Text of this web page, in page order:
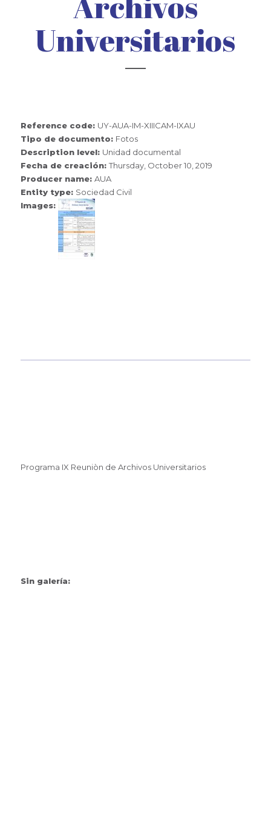
Universitarios
Reference code: UY-AUA-IM-XIIICAM-IXAU
Tipo de documento: Fotos
Description level: Unidad documental
Fecha de creación:Thursday, October 10, 2019
Producer name:AUA
Entity type: Sociedad Civil
Images:
Programa IX Reuniòn de Archivos Universitarios
Sin galería: